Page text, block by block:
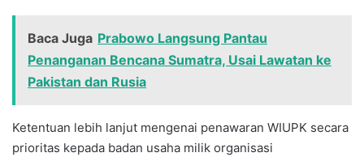
Baca Juga Prabowo Langsung Pantau
Penanganan Bencana Sumatra, Usai Lawatan ke
Pakistan dan Rusia
Ketentuan lebih lanjut mengenai penawaran WIUPK secara
prioritas kepada badan usaha milik organisasi